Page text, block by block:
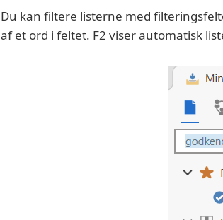
Du kan filtere listerne med
af et ord i feltet. F2 viser automatisk